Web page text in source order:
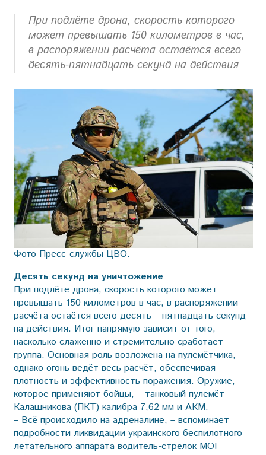
При подлёте дрона, скорость которого
может превышать 150 километров в час,
в распоряжении расчёта остаётся всего
десять-пятнадцать секунд на действия
Фото Пресс-службы ЦВО.
Десять секунд на уничтожение
При подлёте дрона, скорость которого может
превышать 150 километров в час, в распоряжении
расчёта остаётся всего десять – пятнадцать секунд
на действия. Итог напрямую зависит от того,
насколько слаженно и стремительно сработает
группа. Основная роль возложена на пулемётчика,
однако огонь ведёт весь расчёт, обеспечивая
плотность и эффективность поражения. Оружие,
которое применяют бойцы, – танковый пулемёт
Калашникова (ПКТ) калибра 7,62 мм и АКМ.
– Всё происходило на адреналине, – вспоминает
подробности ликвидации украинского беспилотного
летательного аппарата водитель-стрелок МОГ